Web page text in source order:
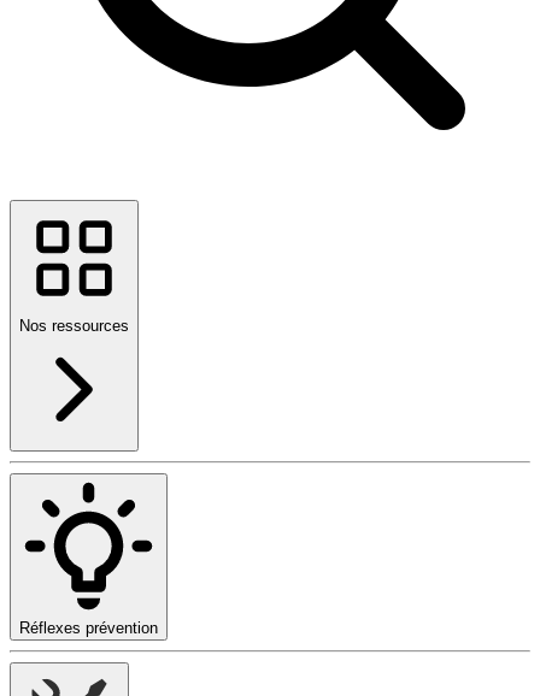
Nos ressources
Réflexes prévention